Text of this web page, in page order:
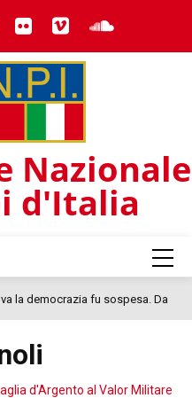
Nazionale
d'Italia
la democrazia fu sospesa. Da
d'Argento al Valor Militare